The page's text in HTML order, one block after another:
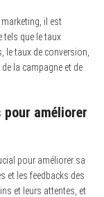
marketing, il est
tels que le taux
le taux de conversion,
la campagne et de
améliorer
pour améliorer sa
et les feedbacks des
et leurs attentes, et